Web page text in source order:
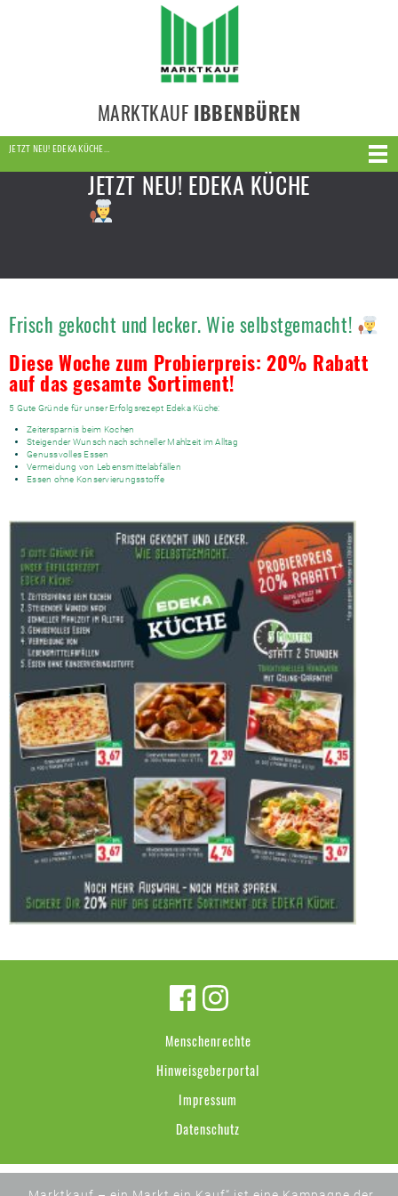
MARKTKAUF IBBENBÜREN
JETZT NEU! EDEKA KÜCHE…
JETZT NEU! EDEKA KÜCHE
Frisch gekocht und lecker. Wie selbstgemacht!
Diese Woche zum Probierpreis: 20% Rabatt
auf das gesamte Sortiment!
5 Gute Gründe für unser Erfolgsrezept Edeka Küche:
Zeitersparnis beim Kochen
Steigender Wunsch nach schneller Mahlzeit im Alltag
Genussvolles Essen
Vermeidung von Lebensmittelabfällen
Essen ohne Konservierungsstoffe
Menschenrechte
Hinweisgeberportal
Impressum
Datenschutz